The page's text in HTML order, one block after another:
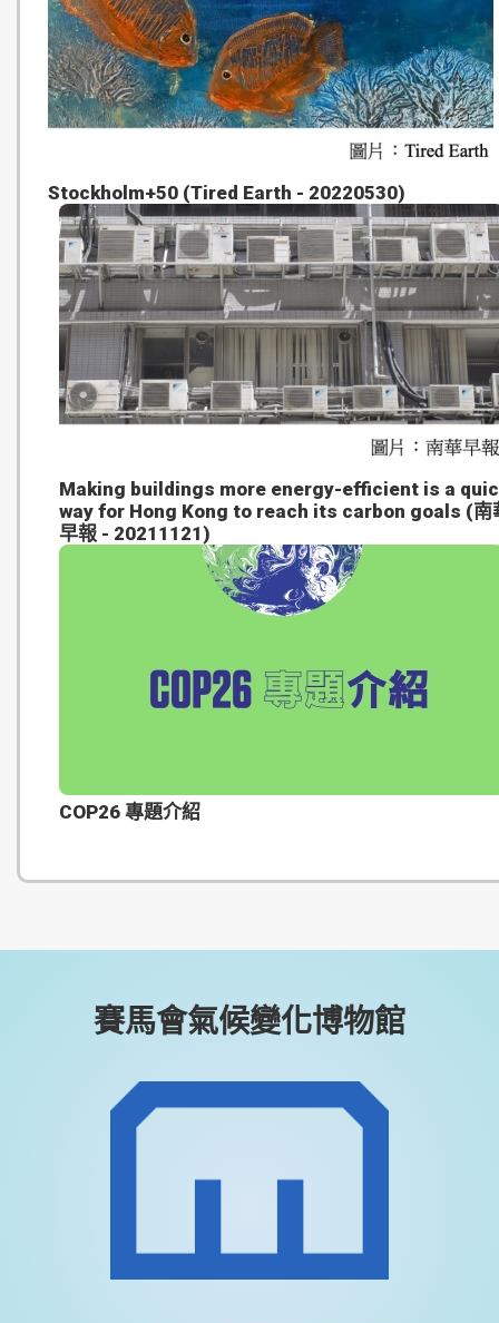
Stockholm+50 (Tired Earth - 20220530)
Making buildings more energy-efficient is a
way for Hong Kong to reach its carbon goals (南
早報 - 20211121)
COP26 專題介紹
賽馬會氣候變化博物館